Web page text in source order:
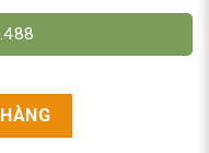
Cảnh. WP300/ TT300 số